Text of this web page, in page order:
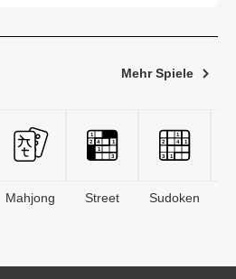
Mehr Spiele
Mahjong Street Sudoken